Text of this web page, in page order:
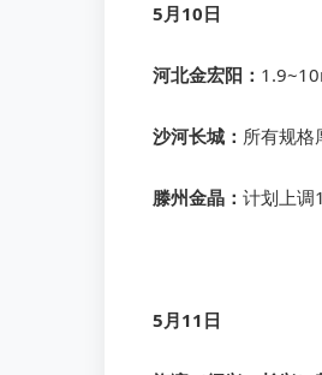
5月10日
河北金宏阳：
沙河长城： 所有规格
滕州金晶： 计划上调
5月11日